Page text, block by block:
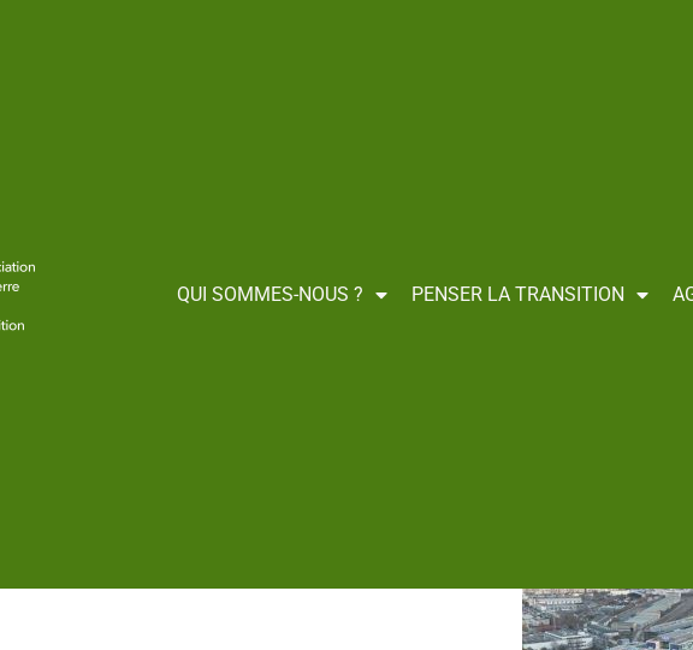
QUI SOMMES-NOUS ? PENSER LA TRANSITION